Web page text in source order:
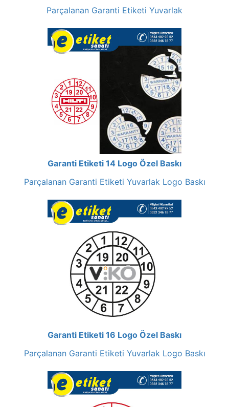
Parçalanan Garanti Etiketi Yuvarlak
Garanti Etiketi 14 Logo Özel Baskı
Parçalanan Garanti Etiketi Yuvarlak Logo Baskı
Garanti Etiketi 16 Logo Özel Baskı
Parçalanan Garanti Etiketi Yuvarlak Logo Baskı